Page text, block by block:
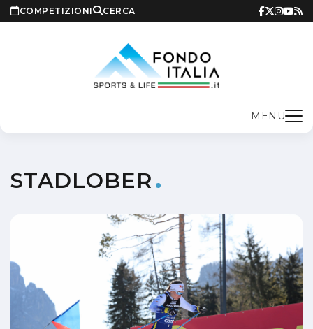
COMPETIZIONI CERCA
MENU
STADLOBER